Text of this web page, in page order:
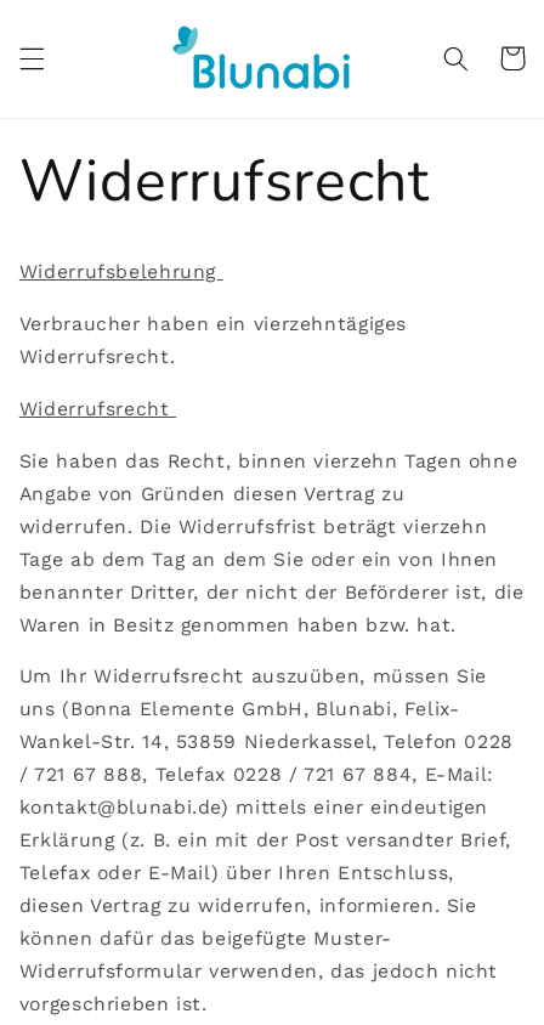
Inhalt
Widerrufsrecht
Widerrufsbelehrung
Verbraucher haben ein vierzehntägiges
Widerrufsrecht.
Widerrufsrecht
Sie haben das Recht, binnen vierzehn Tagen ohne
Angabe von Gründen diesen Vertrag zu
widerrufen. Die Widerrufsfrist beträgt vierzehn
Tage ab dem Tag an dem Sie oder ein von Ihnen
benannter Dritter, der nicht der Beförderer ist, die
Waren in Besitz genommen haben bzw. hat.
Um Ihr Widerrufsrecht auszuüben, müssen Sie
uns (Bonna Elemente GmbH, Blunabi, Felix-
Wankel-Str. 14, 53859 Niederkassel, Telefon 0228
/ 721 67 888, Telefax 0228 / 721 67 884, E-Mail:
kontakt@blunabi.de) mittels einer eindeutigen
Erklärung (z. B. ein mit der Post versandter Brief,
Telefax oder E-Mail) über Ihren Entschluss,
diesen Vertrag zu widerrufen, informieren. Sie
können dafür das beigefügte Muster-
Widerrufsformular verwenden, das jedoch nicht
vorgeschrieben ist.